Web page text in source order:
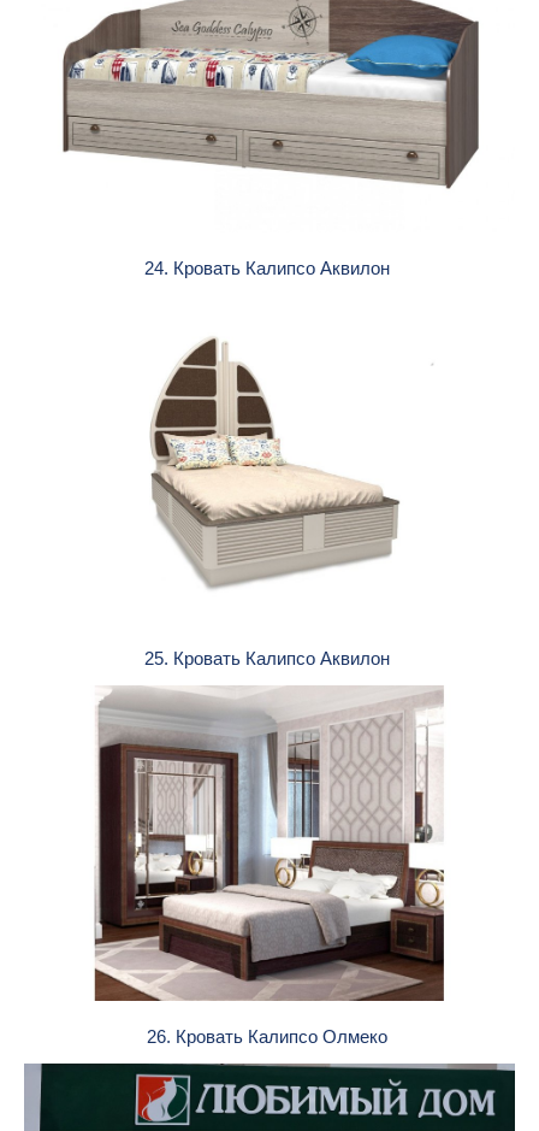
24. Кровать Калипсо Аквилон
25. Кровать Калипсо Аквилон
26. Кровать Калипсо Олмеко